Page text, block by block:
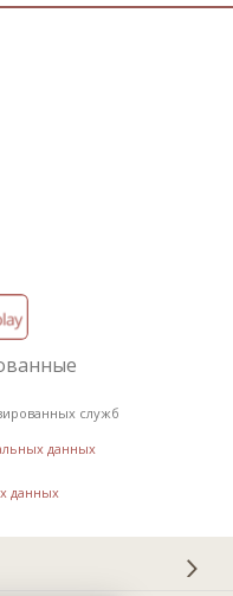
служб
данных
данных